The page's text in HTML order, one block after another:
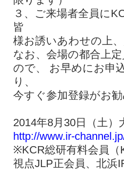
３、ご来場者全員に
皆
様お誘いあわせの上
なお、会場の都合上
ので、 お早めにお申
り、
今すぐ参加登録がお
2014年8月30日（土
http://www.ir-
※KCR総研有料会員（
視点JLP正会員、北浜